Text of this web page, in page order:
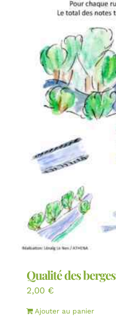
Qualité des berges
2,00 €
Ajouter au panier